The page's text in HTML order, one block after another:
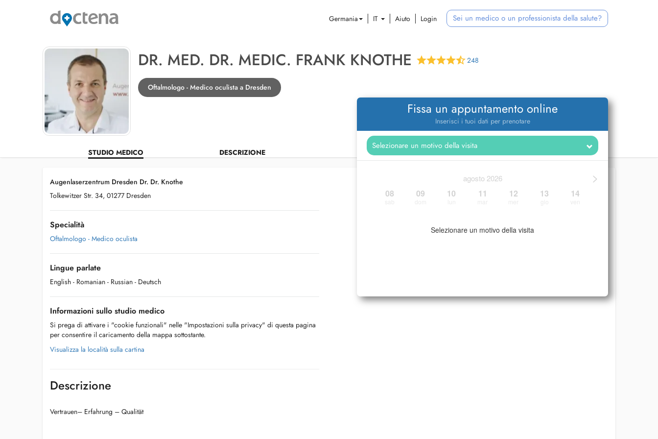
Germania IT Aiuto Login Sei un medico o un professionista della salute?
DR. MED. DR. MEDIC. FRANK KNOTHE 248
Oftalmologo - Medico oculista a Dresden
STUDIO MEDICO DESCRIZIONE
Fissa un appuntamento online
Inserisci i tuoi dati per prenotare
>
agosto 2026
08 09 10 11 12 13 14
Selezionare un motivo della visita
Augenlaserzentrum Dresden Dr. Dr. Knothe
Tolkewitzer Str. 34, 01277 Dresden
Specialità
Oftalmologo - Medico oculista
Lingue parlate
English - Romanian - Russian - Deutsch
Informazioni sullo studio medico
Si prega di attivare i "cookie funzionali" nelle "Impostazioni sulla privacy" di questa pagina
per consentire il caricamento della mappa sottostante.
Visualizza la località sulla cartina
Descrizione
Vertrauen– Erfahrung – Qualität